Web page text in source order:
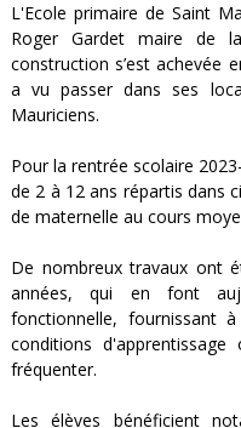
L'Ecole primaire de Saint
Roger Gardet maire de
construction s’est achevée
a vu passer dans ses
Mauriciens.
Pour la rentrée scolaire
de 2 à 12 ans répartis dans
de maternelle au cours
De nombreux travaux ont
années, qui en font
fonctionnelle, fournissant
conditions
fréquenter.
Les élèves bénéficient